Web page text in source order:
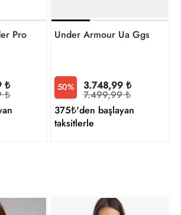
Pro Kız Çocuk Spor Ayakkabı 303690L
₺
₺
Under Armour Ua Ggs
50% 3.748,99 ₺
7.499,99 ₺
375₺'den başlayan
taksitlerle